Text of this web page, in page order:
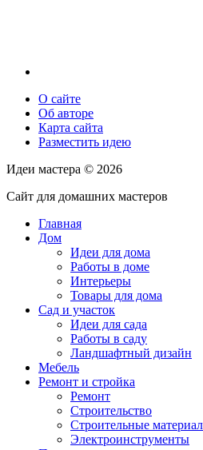
О сайте
Об авторе
Карта сайта
Разместить идею
Идеи мастера © 2026
Сайт для домашних мастеров
Главная
Дом
Идеи для дома
Работы в доме
Интерьеры
Товары для дома
Сад и участок
Идеи для сада
Работы в саду
Ландшафтный дизайн
Мебель
Ремонт и стройка
Ремонт
Строительство
Строительные
Электроинструменты